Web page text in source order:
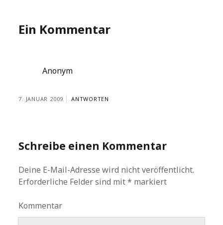
Ein Kommentar
Anonym
7. JANUAR 2009 ANTWORTEN
Schreibe einen Kommentar
Deine E-Mail-Adresse wird nicht veröffentlicht.
Erforderliche Felder sind mit* markiert
Kommentar